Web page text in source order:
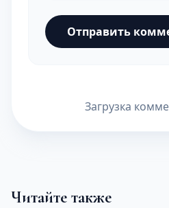
Отправить
Загрузка
Читайте также